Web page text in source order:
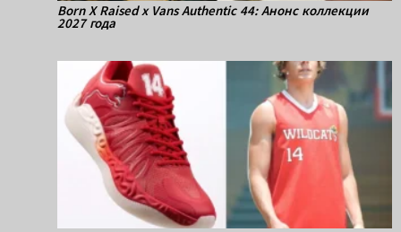
Born X Raised x Vans Authentic 44: Анонс коллекции
2027 года